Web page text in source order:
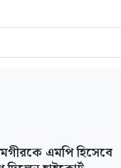
এমপি হিসেবে